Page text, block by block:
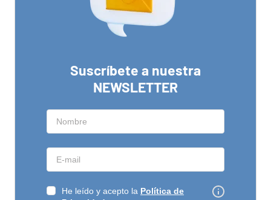
Suscríbete a nuestra
NEWSLETTER
He leído y acepto la Política de